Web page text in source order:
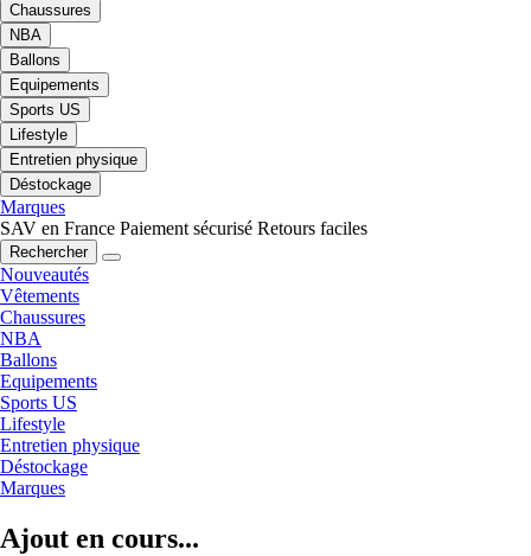
Chaussures
NBA
Ballons
Equipements
Sports US
Lifestyle
Entretien physique
Déstockage
Marques
SAV en France Paiement sécurisé Retours faciles
Rechercher
Nouveautés
Vêtements
Chaussures
NBA
Ballons
Equipements
Sports US
Lifestyle
Entretien physique
Déstockage
Marques
Ajout en cours...